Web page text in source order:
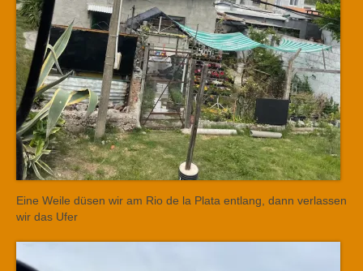
Eine Weile düsen wir am Rio de la Plata entlang, dann verlassen
wir das Ufer